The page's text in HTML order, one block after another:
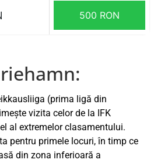
500 RON
(prima ligă din
vizita celor de la IFK
al extremelor clasamentului.
pentru primele locuri, în timp ce
din zona inferioară a